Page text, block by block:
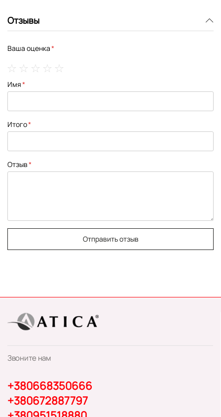
Отзывы
Ваша оценка
star
stars
stars
stars
stars
Имя
Итого
Отзыв
Отправить отзыв
Звоните нам
+380668350666
+380672887797